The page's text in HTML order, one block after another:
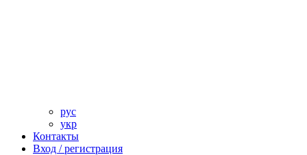
рус
укр
Контакты
Вход / регистрация